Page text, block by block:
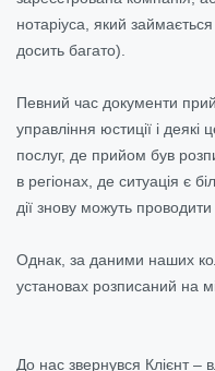
нотаріуса, який
досить багато).
Певний час документи
управління юстиції і
послуг, де прийом був
в регіонах, де ситуація є
дії знову можуть проводити
Однак, за даними наших
установах розписаний на
До нас звернувся Клієнт –